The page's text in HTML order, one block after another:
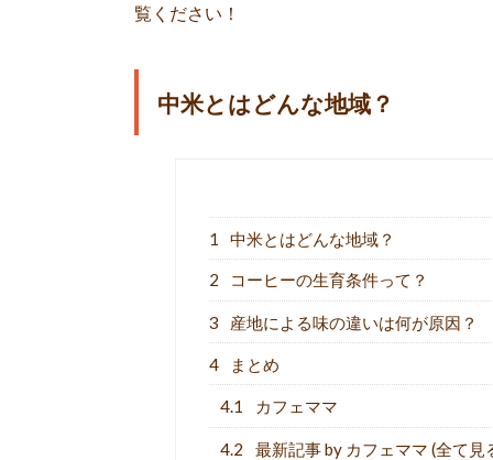
覧ください！
中米とはどんな地域？
1 中米とはどんな地域？
2 コーヒーの生育条件って？
3 産地による味の違いは何が原因？
4 まとめ
4.1 カフェママ
4.2 最新記事 by カフェママ (全て見